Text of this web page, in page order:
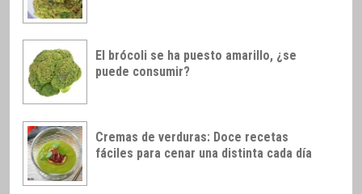
El brócoli se ha puesto amarillo, ¿se
puede consumir?
Cremas de verduras: Doce recetas
fáciles para cenar una distinta cada día